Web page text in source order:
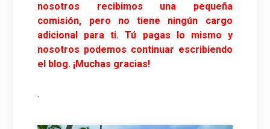
nosotros recibimos una pequeña
comisión, pero no tiene ningún cargo
adicional para ti. Tú pagas lo mismo y
nosotros podemos continuar escribiendo
el blog. ¡Muchas gracias!
.